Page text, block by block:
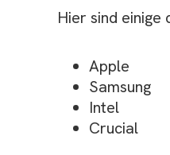
Hier sind einige
Apple
Samsung
Intel
Crucial